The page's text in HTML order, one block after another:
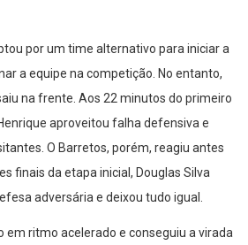
por um time alternativo para iniciar a
a equipe na competição. No entanto,
na frente. Aos 22 minutos do primeiro
aproveitou falha defensiva e
O Barretos, porém, reagiu antes
finais da etapa inicial, Douglas Silva
adversária e deixou tudo igual.
em ritmo acelerado e conseguiu a virada